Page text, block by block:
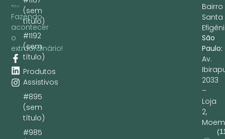
Fazendo
acontecer
o
extraordinário!
(sem
título)
#1192
(sem
título)
Produtos
Assistivos
#895
(sem
título)
#985
Bairro
Santa
São
Paulo:
Av.
2033
–
Loja
2,